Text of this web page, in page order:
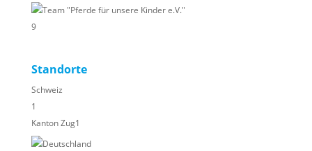
Team "Pferde für unsere Kinder e.V."
9
Standorte
Schweiz
1
Kanton Zug1
Deutschland